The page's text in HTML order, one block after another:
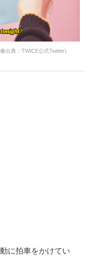
出典：TWICE公式Twitter)
に拍車をかけてい